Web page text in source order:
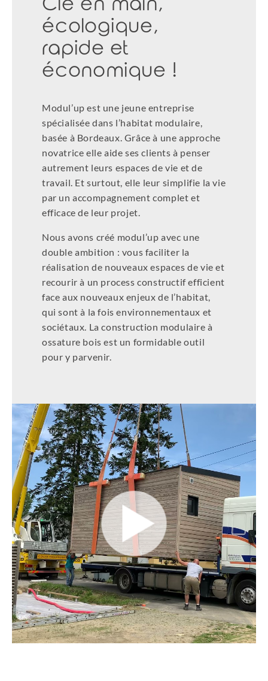
écologique,
rapide et
économique !
Modul’up est une jeune entreprise
spécialisée dans l’habitat modulaire,
basée à Bordeaux. Grâce à une approche
novatrice elle aide ses clients à penser
autrement leurs espaces de vie et de
travail. Et surtout, elle leur simplifie la vie
par un accompagnement complet et
efficace de leur projet.
Nous avons créé modul’up avec une
double ambition : vous faciliter la
réalisation de nouveaux espaces de vie et
recourir à un process constructif efficient
face aux nouveaux enjeux de l’habitat,
qui sont à la fois environnementaux et
sociétaux. La construction modulaire à
ossature bois est un formidable outil
pour y parvenir.